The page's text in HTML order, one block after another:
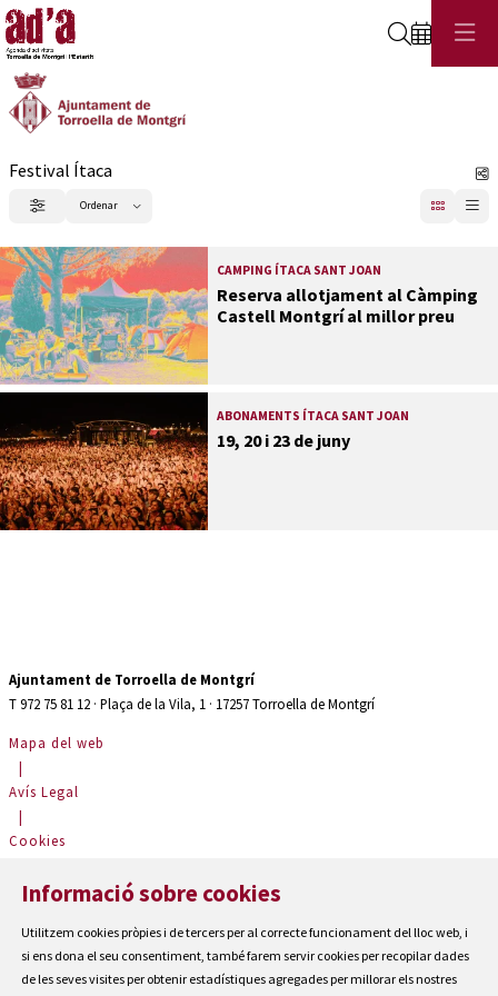
Cerca
Festival Ítaca
Filtrar Ordenar
CAMPING ÍTACA SANT JOAN
Reserva allotjament al Càmping
Castell Montgrí al millor preu
ABONAMENTS ÍTACA SANT JOAN
19, 20 i 23 de juny
Ajuntament de Torroella de Montgrí
T 972 75 81 12 · Plaça de la Vila, 1 · 17257 Torroella de Montgrí
Mapa del web
|
Avís Legal
|
Cookies
Contactar
Accessibilitat
Informació sobre cookies
Utilitzem cookies pròpies i de tercers per al correcte funcionament del lloc web, i
si ens dona el seu consentiment, també farem servir cookies per recopilar dades
de les seves visites per obtenir estadístiques agregades per millorar els nostres